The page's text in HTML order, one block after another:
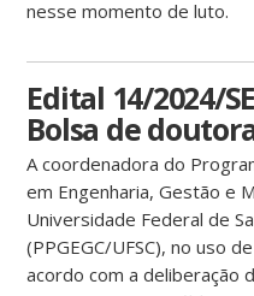
nesse momento de luto.
Edital 14/2024/
Bolsa de
A coordenadora do
em Engenharia, Gestão e
Universidade Federal de
(PPGEGC/UFSC), no uso
acordo com a deliberação